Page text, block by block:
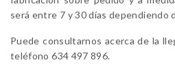
será entre 7 y 30 días dependiendo
Puede consultarnos acerca de la
teléfono 634 497 896.